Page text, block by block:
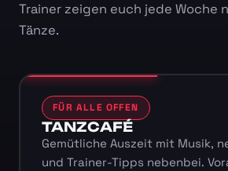
Trainer zeigen euch jede Woche
Tänze.
FÜR ALLE OFFEN
TANZCAFÉ
Gemütliche Auszeit mit Musik,
und Trainer-Tipps nebenbei.